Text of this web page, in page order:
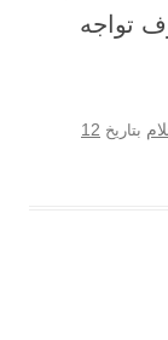
تواجه
بتاريخ 12